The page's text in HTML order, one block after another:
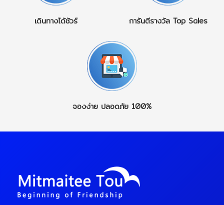
เดินทางได้ชัวร์ การันตีรางวัล Top Sales
จองง่าย ปลอดภัย 100%